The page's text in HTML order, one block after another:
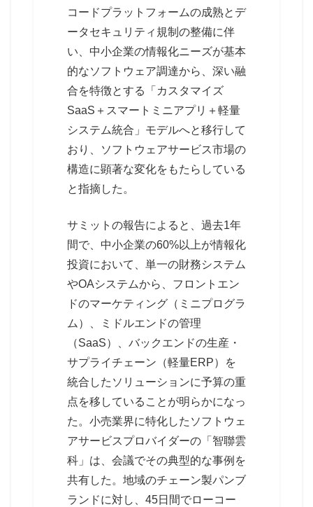
コードプラットフォームの成熟とデ
ータセキュリティ規制の整備に伴
い、中小企業の情報化ニーズが基本
的なソフトウェア調達から、深い融
合を特徴とする「カスタマイズ
SaaS＋スマートミニアプリ＋軽量
システム統合」モデルへと移行して
おり、ソフトウェアサービス市場の
構造に顕著な変化をもたらしている
と指摘した。
サミットの報告によると、過去1年
間で、中小企業の60%以上が情報化
投資において、単一の財務システム
やOAシステムから、フロントエン
ドのマーケティング（ミニプログラ
ム）、ミドルエンドの管理
（SaaS）、バックエンドの生産・
サプライチェーン（軽量ERP）を
統合したソリューションに予算の重
点を移していることが明らかになっ
た。小売業界に特化したソフトウェ
アサービスプロバイダーの「智聯雲
科」は、会議でその典型的な事例を
共有した。地域のチェーン製パンブ
ランドに対し、45日間でローコー